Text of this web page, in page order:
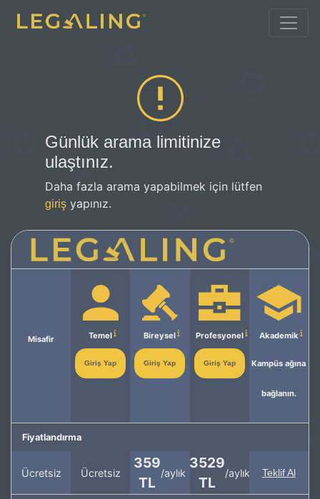
Günlük arama limitinize
ulaştınız.
Daha fazla arama yapabilmek için lütfen
giriş yapınız.
Misafir Temel
Giriş Yap
Bireysel
Giriş Yap
Profesyonel
Giriş Yap
Akademik
Kampüs ağına
bağlanın.
Fiyatlandırma
Ücretsiz Ücretsiz
359
TL
/aylık
3529
TL
/aylık Teklif Al